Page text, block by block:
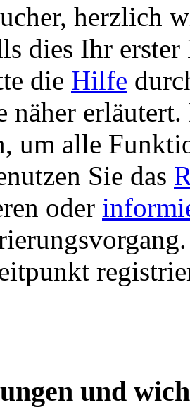
herzlich
dies Ihr erster
die Hilfe
näher
um alle
Sie das
oder
und